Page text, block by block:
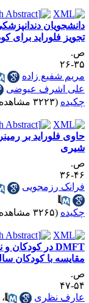
فلوراید برای کودکان 6-3 ساله
۲۶
شفیع زاده
اشرف عیوضی
(۳۲۲۳ مشاهده)
فلوراید بر
۳۶
رزمجویی
(۳۲۶۵ مشاهده)
با کودکان سالم
۴۷
نظری
،